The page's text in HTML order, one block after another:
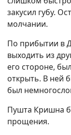
закусил губу.
молчании.
По прибытии в
выходить из
его стороне,
открыть. В ней
был
Пушта Кришна
прощения.